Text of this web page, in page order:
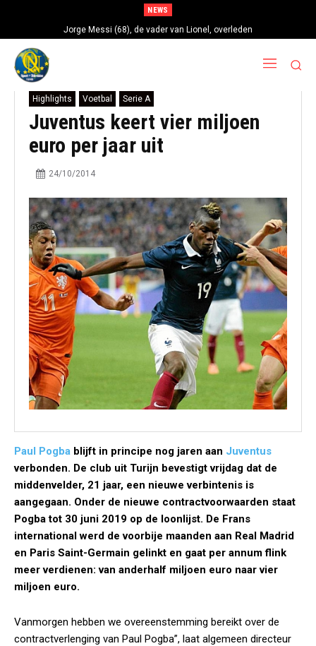
NEWS
Jorge Messi (68), de vader van Lionel, overleden
Highlights Voetbal Serie A
Juventus keert vier miljoen
euro per jaar uit
24/10/2014
Paul Pogba blijft in principe nog jaren aan Juventus
verbonden. De club uit Turijn bevestigt vrijdag dat de
middenvelder, 21 jaar, een nieuwe verbintenis is
aangegaan. Onder de nieuwe contractvoorwaarden staat
Pogba tot 30 juni 2019 op de loonlijst. De Frans
international werd de voorbije maanden aan Real Madrid
en Paris Saint-Germain gelinkt en gaat per annum flink
meer verdienen: van anderhalf miljoen euro naar vier
miljoen euro.
Vanmorgen hebben we overeenstemming bereikt over de
contractverlenging van Paul Pogba”, laat algemeen directeur